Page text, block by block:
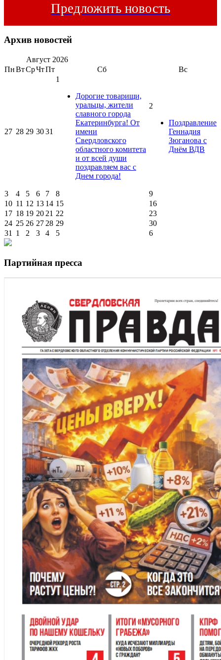
Предложить новость
Архив новостей
Август 2026
ПнВтСрЧтПт Сб Вс
27 28 29 3031
1
Дорогие товарищи,
уральцы, жители
славного города
Екатеринбурга! От
имени
Свердловского
областного комитета
и от всей души
поздравляем вас с
Днем города!
2
Поздравление
Геннадия
Зюганова с
Днём ВДВ
3 4 5 6 7 8
9
10 11 12 13 14 15
16
17 18 19 20 21 22
23
24 25 26 27 28 29
30
31
1 2 3 4 5 6
Партийная пресса